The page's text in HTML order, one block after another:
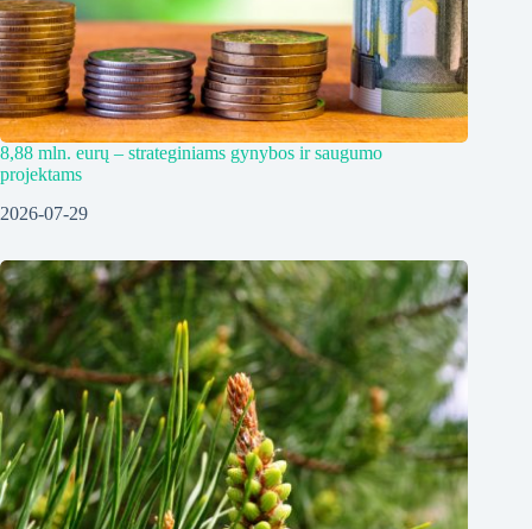
8,88 mln. eurų – strateginiams gynybos ir saugumo
projektams
2026-07-29